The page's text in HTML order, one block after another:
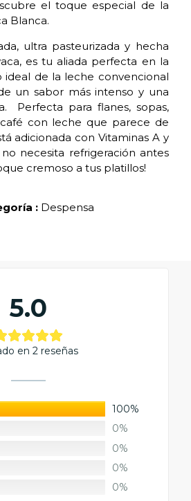
el toque especial de la
Blanca.
ultra pasteurizada y hecha
es tu aliada perfecta en la
ideal de la leche convencional
un sabor más intenso y una
Perfecta para flanes, sopas,
café con leche que parece de
adicionada con Vitaminas A y
necesita refrigeración antes
cremoso a tus platillos!
: Despensa
5.0
en 2 reseñas
100%
0%
0%
0%
0%